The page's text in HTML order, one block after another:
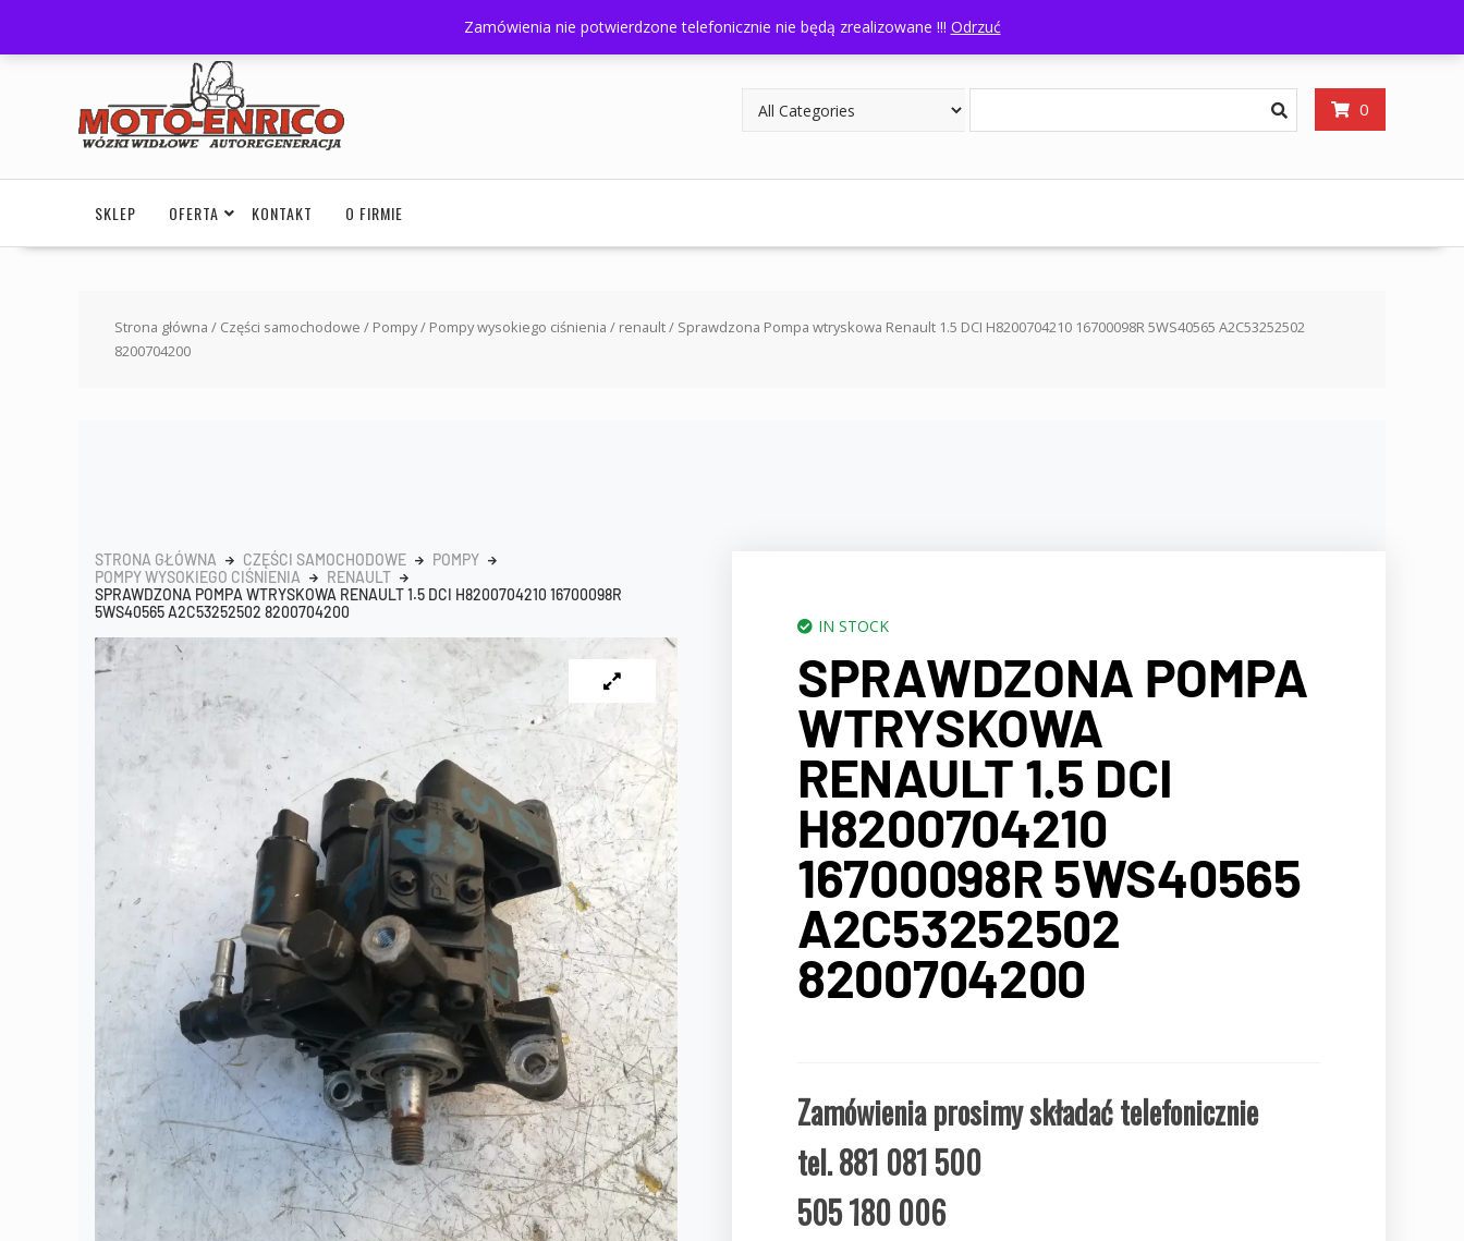
Zamówienia nie potwierdzone telefonicznie nie będą zrealizowane !!! Odrzuć
Godziny otwarcia: 8:00- 16:00 Sklep
0
SKLEP OFERTA KONTAKT O FIRMIE
Strona główna / Części samochodowe / Pompy/ Pompy wysokiego ciśnienia / renault/ Sprawdzona Pompa wtryskowa Renault 1.5 DCI H8200704210 16700098R 5WS40565 A2C53252502
8200704200
STRONA GŁÓWNA CZĘŚCI SAMOCHODOWE
POMPY
POMPY WYSOKIEGO CIŚNIENIA
RENAULT
SPRAWDZONA POMPA WTRYSKOWA RENAULT 1.5 DCI H8200704210 16700098R
5WS40565 A2C53252502 8200704200
IN STOCK
SPRAWDZONA POMPA
WTRYSKOWA
RENAULT 1.5 DCI
H8200704210
16700098R 5WS40565
A2C53252502
8200704200
Zamówienia prosimy składać telefonicznie
tel. 881 081 500
505 180 006